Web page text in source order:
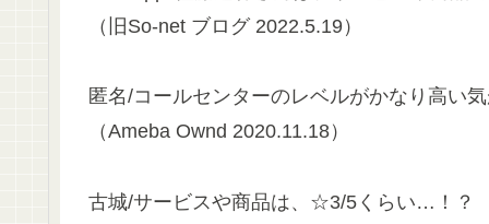
（旧So-net ブログ 2022.5.19）
匿名/コールセンターのレベルがかなり高い気
（Ameba Ownd 2020.11.18）
古城/サービスや商品は、☆3/5くらい…！？